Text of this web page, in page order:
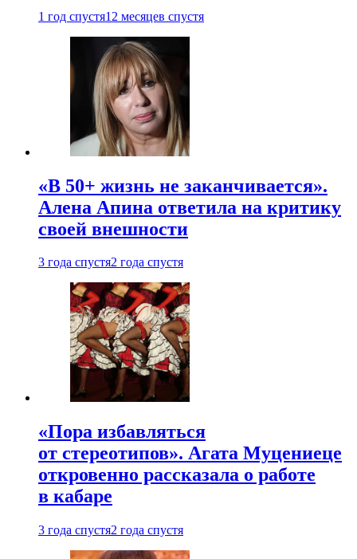
1 год спустя12 месяцев спустя
«В 50+ жизнь не заканчивается».
Алена Апина ответила на критику
своей внешности
3 года спустя2 года спустя
«Пора избавляться
от стереотипов». Агата Муцениеце
откровенно рассказала о работе
в кабаре
3 года спустя2 года спустя